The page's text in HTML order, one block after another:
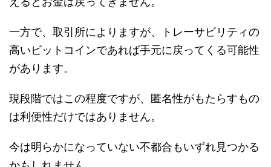
一方で、取引所によりますが、トレーサビリティの
高いビットコインであれば手元に戻ってくる可能性
があります。
現段階ではこの程度ですが、匿名性がもたらすもの
は利便性だけではありません。
今は明らかになっていない不都合もいずれ見つかる